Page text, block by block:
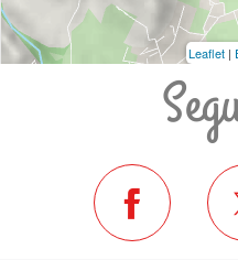
Leaflet |